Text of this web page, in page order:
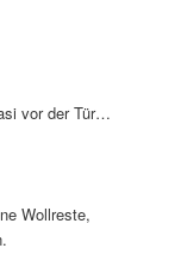
vor der Tür…
Wollreste,